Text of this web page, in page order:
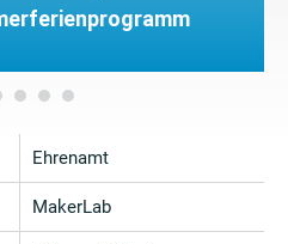
Ehrenamt
MakerLab